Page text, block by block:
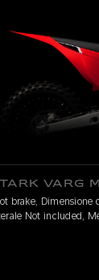
VARG
brake, Dimensione
Not included,